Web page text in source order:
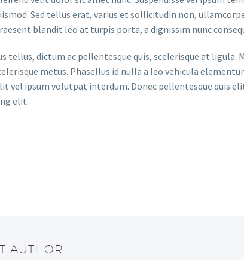
Sed tellus erat, varius et sollicitudin non,
blandit leo at turpis porta, a dignissim nunc
tellus, dictum ac pellentesque quis, scelerisque at
metus. Phasellus id nulla a leo vehicula
vel ipsum volutpat interdum. Donec pellentesque quis
elit.
AUTHOR